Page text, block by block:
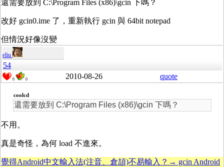
還需要放到 C:\Program Files (x86)\gcin 下嗎？
改好 gcin0.ime 了，重新執行 gcin 與 64bit notepad
但情況好像沒變
eliu
54
0 0 2010-08-26 quote
coolcd
還需要放到 C:\Program Files (x86)\gcin 下嗎？
不用。
真是奇怪，為何 load 不進來。
覺得Android中文輸入法(注音、倉頡)不易輸入？→ gcin Android